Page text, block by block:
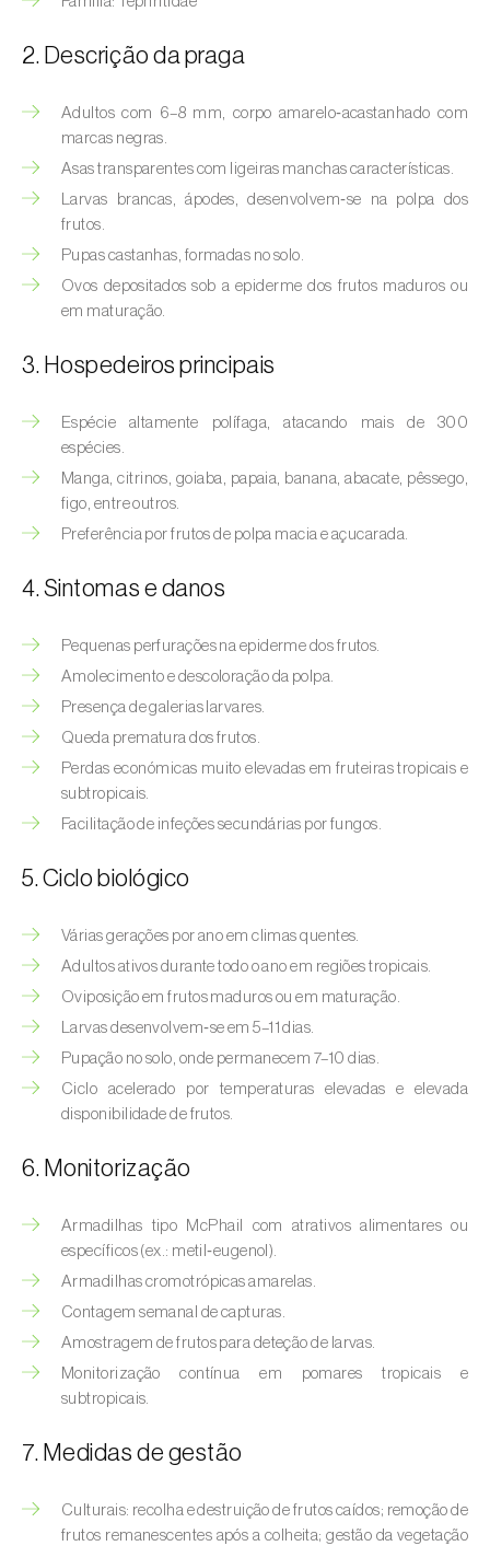
Hyalopterus pruni
Afídeo-lanígero-das-macieiras (
Afídeo-negro-do-feijão (
Afídeo-negro-do-pessegueiro
(
Brachycaudus persicae)
Afídeo-verde (Myzus persicae
Afídeo-verde-da-ameixeira (
Afídeo-verde-da-amendoeira
Afídeo-verde-da-macieira (
Afídeo-verde-dos-citrinos (
spiraecola)
Afídeos
Aranhiço-vermelho (Tetranychus urticae
Besouro‑verde‑das‑tílias (
Bichado-da-ameixeira (Grapholita (=Cydia)
funebrana)
fasciana
splendana)
Bichado-da-castanha-intermédio (Cydia
fagiglandana
Bichado-da-fruta ( Cydia pomonella)
Borboleta-branca-grande-da-couve (
Borboleta-branca-pequena-da-couve
Broca-africana-do-caule-do-milho
(
Busseola fusca)
Broca-do-chá (Euwallacea fornicatus, E.
fornicatior, E. perbrevis e E. kuroshio
Broca-do-colmo-da-cana-de-açúcar
Broca-dos-ramos-do-pessegueiro (Anarsia
2. Descrição da praga
Adultos com 6–8 mm, corpo amarelo‑acastanhado com
marcas negras.
Asas transparentes com ligeiras manchas características.
Larvas brancas, ápodes, desenvolvem‑se na polpa dos
frutos.
Pupas castanhas, formadas no solo.
Ovos depositados sob a epiderme dos frutos maduros ou
em maturação.
3. Hospedeiros principais
Espécie altamente polífaga, atacando mais de 300
espécies.
Manga, citrinos, goiaba, papaia, banana, abacate, pêssego,
figo, entre outros.
Preferência por frutos de polpa macia e açucarada.
4. Sintomas e danos
Pequenas perfurações na epiderme dos frutos.
Amolecimento e descoloração da polpa.
Presença de galerias larvares.
Queda prematura dos frutos.
Perdas económicas muito elevadas em fruteiras tropicais e
subtropicais.
Facilitação de infeções secundárias por fungos.
5. Ciclo biológico
Várias gerações por ano em climas quentes.
Adultos ativos durante todo o ano em regiões tropicais.
Oviposição em frutos maduros ou em maturação.
Larvas desenvolvem‑se em 5–11 dias.
Pupação no solo, onde permanecem 7–10 dias.
Ciclo acelerado por temperaturas elevadas e elevada
disponibilidade de frutos.
6. Monitorização
Armadilhas tipo McPhail com atrativos alimentares ou
específicos (ex.: metil‑eugenol).
Armadilhas cromotrópicas amarelas.
Contagem semanal de capturas.
Amostragem de frutos para deteção de larvas.
Monitorização contínua em pomares tropicais e
subtropicais.
7. Medidas de gestão
Culturais: recolha e destruição de frutos caídos; remoção de
frutos remanescentes após a colheita; gestão da vegetação